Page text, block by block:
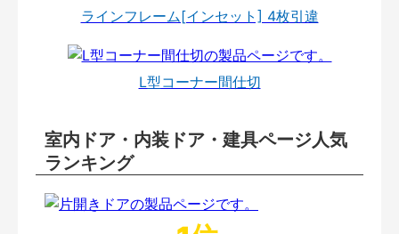
ラインフレーム[インセット] 4枚引違
L型コーナー間仕切
室内ドア・内装ドア・建具ページ人気
ランキング